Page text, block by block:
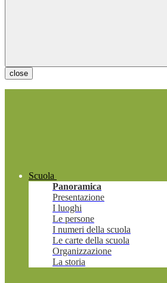
close
Scuola
Panoramica
Presentazione
I luoghi
Le persone
I numeri della scuola
Le carte della scuola
Organizzazione
La storia